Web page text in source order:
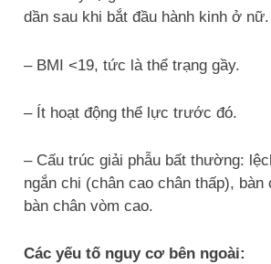
dần sau khi bắt đầu hành kinh ở nữ.
– BMI <19, tức là thể trạng gầy.
– Ít hoạt động thể lực trước đó.
– Cấu trúc giải phẫu bất thường:
ngắn chi (chân cao chân thấp), bàn
bàn chân vòm cao.
Các yếu tố nguy cơ bên ngoài: